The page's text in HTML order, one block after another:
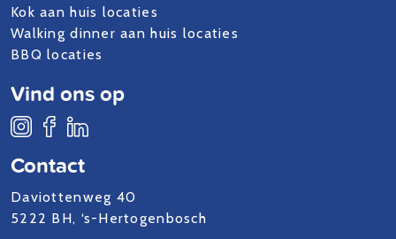
Contact
Daviottenweg 40
5222 BH, ‘s-Hertogenbosch
Kok aan huis locaties
Walking dinner aan huis locaties
BBQ locaties
Vind ons op